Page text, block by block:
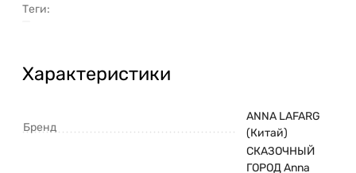
Теги:
Характеристики
Бренд
ANNA LAFARG
(Китай)
СКАЗОЧНЫЙ
ГОРОД Anna